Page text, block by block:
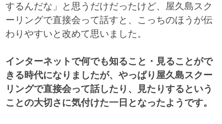
するんだな」と思うだけだったけど、屋久島スク
ーリングで直接会って話すと、こっちのほうが伝
わりやすいと改めて思いました。
インターネットで何でも知ること・見ることがで
きる時代になりましたが、やっぱり屋久島スクー
リングで直接会って話したり、見たりするという
ことの大切さに気付けた一日となったようです。